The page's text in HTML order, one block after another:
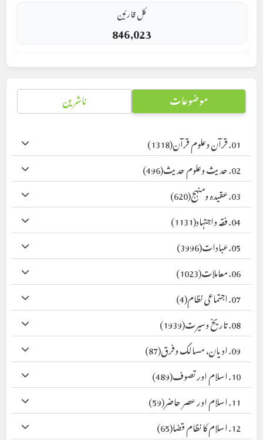
کل قارئین
846,023
موضوعات ناشرین
01. قرآن وعلوم قرآن
(1318)
02. حدیث وعلوم حدیث
(496)
03. عقیدہ ومنہج
(620)
04. فقہ واجتہاد
(1131)
05. عبادات
(3996)
06. معاملات
(1023)
07. اجتماعی نظام
(4)
08. تاریخ وسیرت
(1939)
09. ادیان، مسالک وفرق
(87)
10. اسلام اور تصوف
(489)
11. اسلام اور عصر حاضر
(59)
12. اسلام کا نظام قضا
(65)